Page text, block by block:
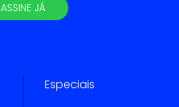
ASSINE JÁ
Especiais